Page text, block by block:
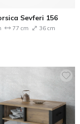
Sevferi 156
77 cm 36 cm